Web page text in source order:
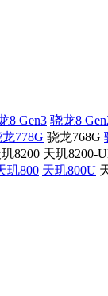
8 Gen3 骁龙8
778G 骁龙768G
8200 天玑8200-
玑800 天玑800U